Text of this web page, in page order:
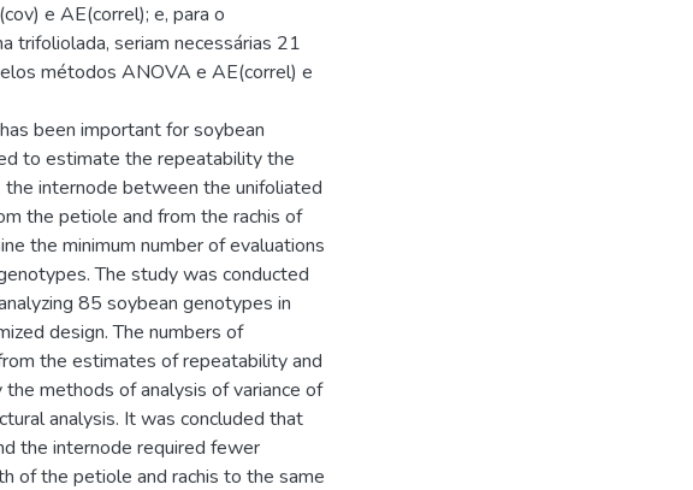
e AE(correl); e, para o
trifoliolada, seriam necessárias 21
métodos ANOVA e AE(correl) e
been important for soybean
to estimate the repeatability the
internode between the unifoliated
the petiole and from the rachis of
the minimum number of evaluations
The study was conducted
85 soybean genotypes in
design. The numbers of
the estimates of repeatability and
methods of analysis of variance of
analysis. It was concluded that
the internode required fewer
of the petiole and rachis to the same